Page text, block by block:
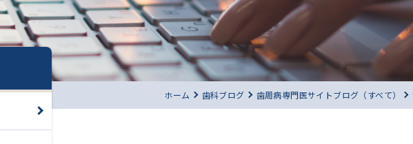
ホーム 歯科ブログ 歯周病専門医サイトブログ（すべて）